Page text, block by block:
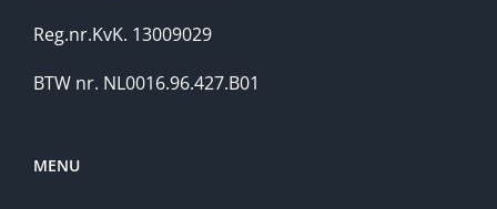
Reg.nr.KvK. 13009029
BTW nr. NL0016.96.427.B01
MENU